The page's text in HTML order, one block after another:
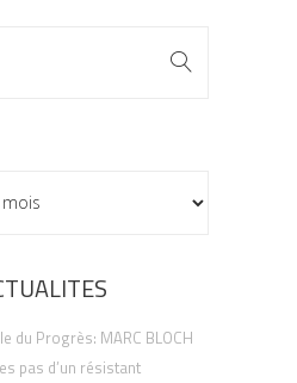
du Progrès: MARC BLOCH
pas d’un résistant